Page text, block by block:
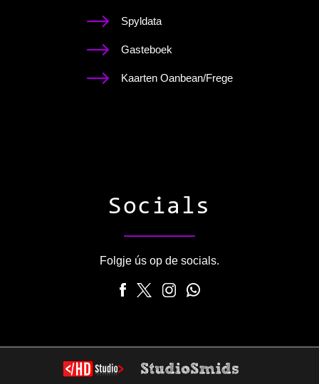
Spyldata
Gasteboek
Kaarten Oanbean/Frege
Socials
Folgje ús op de socials.